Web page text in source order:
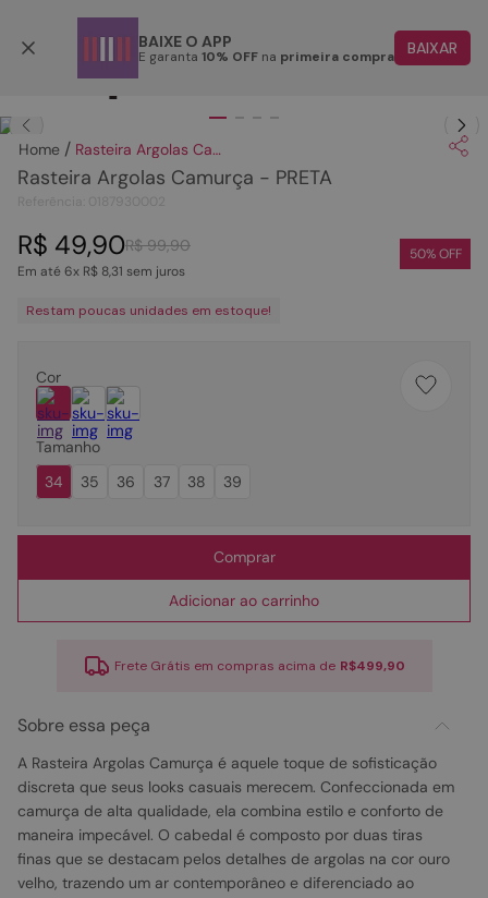
BAIXE O APP
E garanta 10% OFF na primeira compra BAIXAR
Rasteira Argolas Camurça - PRETA
Rasteira Argolas Camurça - PRETA
R$ 99,90
R$ 49,90
Em até6x R$ 8,31 sem juros
50% OFF
Restam poucas unidades em estoque!
Cor
Tamanho
34
35 36 37 38 39
Comprar
Adicionar ao carrinho
Frete Grátis em compras acima de R$499,90
Sobre essa peça
A Rasteira Argolas Camurça é aquele toque de sofisticação
discreta que seus looks casuais merecem. Confeccionada em
camurça de alta qualidade, ela combina estilo e conforto de
maneira impecável. O cabedal é composto por duas tiras
finas que se destacam pelos detalhes de argolas na cor ouro
velho, trazendo um ar contemporâneo e diferenciado ao
1º
2º
tenis
4º
sandalia
5º
rasteira
6º
tamanco
sapatilha
óculos
10º couro